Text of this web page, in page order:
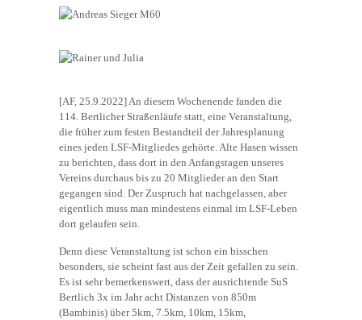
[AF, 25.9.2022] An diesem Wochenende fanden die
114. Bertlicher Straßenläufe statt, eine Veranstaltung,
die früher zum festen Bestandteil der Jahresplanung
eines jeden LSF-Mitgliedes gehörte. Alte Hasen wissen
zu berichten, dass dort in den Anfangstagen unseres
Vereins durchaus bis zu 20 Mitglieder an den Start
gegangen sind. Der Zuspruch hat nachgelassen, aber
eigentlich muss man mindestens einmal im LSF-Leben
dort gelaufen sein.
Denn diese Veranstaltung ist schon ein bisschen
besonders, sie scheint fast aus der Zeit gefallen zu sein.
Es ist sehr bemerkenswert, dass der ausrichtende SuS
Bertlich 3x im Jahr acht Distanzen von 850m
(Bambinis) über 5km, 7.5km, 10km, 15km,